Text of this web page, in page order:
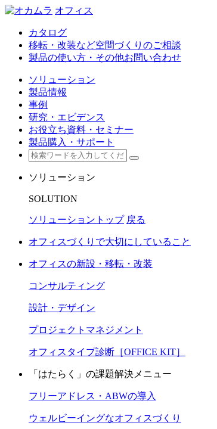
オフィス
カタログ
移転・改装など空間づくりのご相談
製品の使い方・その他お問い合わせ
ソリューション
製品情報
事例
研究・エビデンス
お役立ち資料・セミナー
製品購入・サポート
ソリューション
SOLUTION
ソリューショントップ 戻る
オフィスづくりで大切にしていること
オフィスの新設・移転・改装
コンサルティング
設計・デザイン
プロジェクトマネジメント
オフィスタイプ診断［OFFICE KIT］
「はたらく」の課題解決メニュー
フリーアドレス・ABWの導入
ウェルビーイングなオフィスづくり